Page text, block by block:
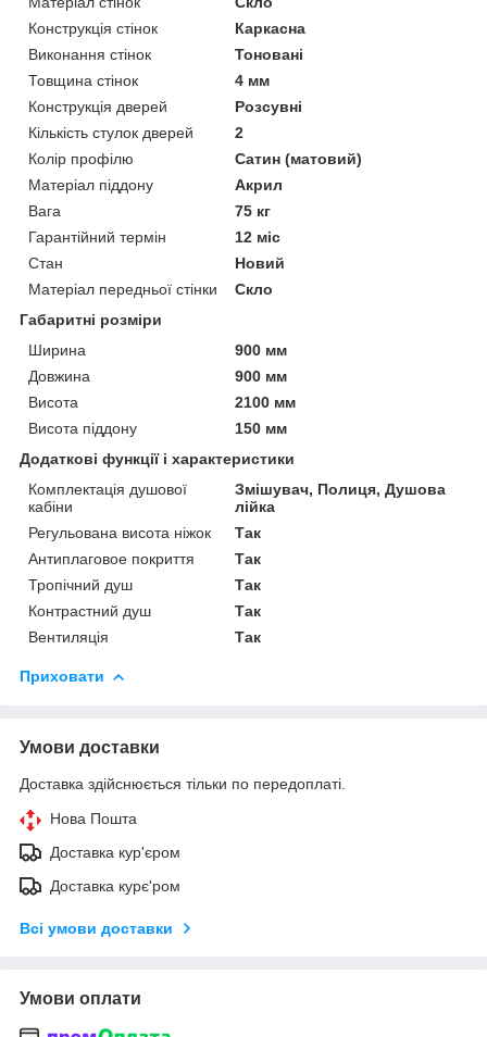
Конструкція стінок
Каркасна
Виконання стінок
Тоновані
Товщина стінок
4 мм
Конструкція дверей
Розсувні
Кількість стулок дверей
2
Колір профілю
Сатин (матовий)
Матеріал піддону
Акрил
Вага
75 кг
Гарантійний термін
12 міс
Стан
Новий
Матеріал передньої стінки
Скло
Габаритні розміри
Ширина
900 мм
Довжина
900 мм
Висота
2100 мм
Висота піддону
150 мм
Додаткові функції і характеристики
Комплектація душової
кабіни
Змішувач, Полиця, Душова
лійка
Регульована висота ніжок
Так
Антиплаговое покриття
Так
Тропічний душ
Так
Контрастний душ
Так
Вентиляція
Так
Приховати
Умови доставки
Доставка здійснюється тільки по передоплаті.
Нова Пошта
Доставка кур'єром
Доставка курє'ром
Всі умови доставки
Умови оплати